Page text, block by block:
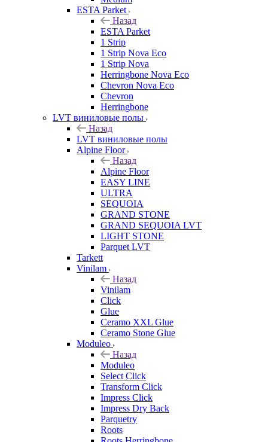
ESTA Parket
Назад
ESTA Parket
1 Strip
1 Strip Nova Eco
1 Strip Nova
Herringbone Nova Eco
Chevron Nova Eco
Chevron
Herringbone
LVT виниловые полы
Назад
LVT виниловые полы
Alpine Floor
Назад
Alpine Floor
EASY LINE
ULTRA
SEQUOIA
GRAND STONE
GRAND SEQUOIA LVT
LIGHT STONE
Parquet LVT
Tarkett
Vinilam
Назад
Vinilam
Click
Glue
Ceramo XXL Glue
Ceramo Stone Glue
Moduleo
Назад
Moduleo
Select Click
Transform Click
Impress Click
Impress Dry Back
Parquetry
Roots